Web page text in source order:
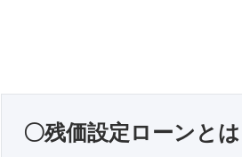
〇残価設定ローンとは